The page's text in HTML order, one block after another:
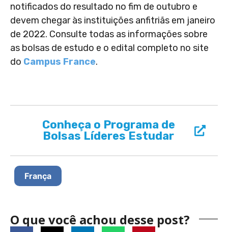
notificados do resultado no fim de outubro e
devem chegar às instituições anfitriãs em janeiro
de 2022. Consulte todas as informações sobre
as bolsas de estudo e o edital completo no site
do Campus France.
Conheça o Programa de
Bolsas Líderes Estudar
França
O que você achou desse post?